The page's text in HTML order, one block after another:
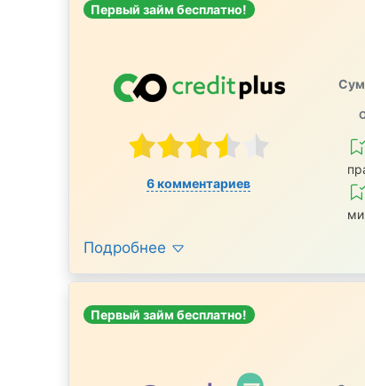
Первый займ бесплатно!
6 комментариев
Подробнее
Первый займ бесплатно!